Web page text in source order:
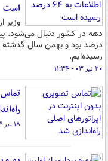
است
وزیر
رسیده‌ایم.
۲۰ تیر ۰۳ - ۱۱:۳۴
تماس
۱۸ تیر ۰۳ - ۱۲:۳۳